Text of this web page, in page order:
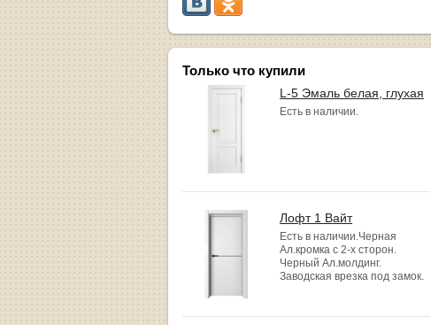
Только что купили
L-5 Эмаль белая, глухая
Есть в наличии.
Лофт 1 Вайт
Есть в наличии.Черная
Ал.кромка с 2-х сторон.
Черный Ал.молдинг.
Заводская врезка под замок.